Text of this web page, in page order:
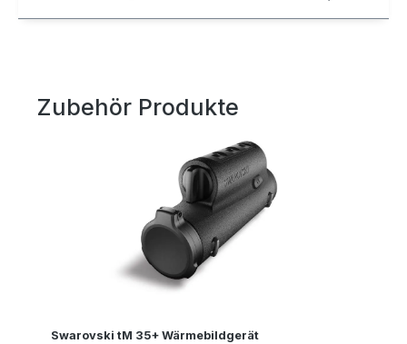
Produktgalerie überspringen
Zubehör Produkte
Swarovski tM 35+ Wärmebildgerät